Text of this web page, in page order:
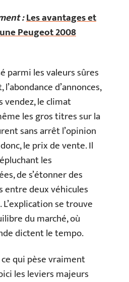
:Les avantages et
Peugeot 2008
parmi les valeurs sûres
d’annonces,
vendez, le climat
les gros titres sur la
sans arrêt l’opinion
le prix de vente. Il
les
de s’étonner des
deux véhicules
se trouve
du marché, où
dictent le tempo.
qui pèse vraiment
les leviers majeurs